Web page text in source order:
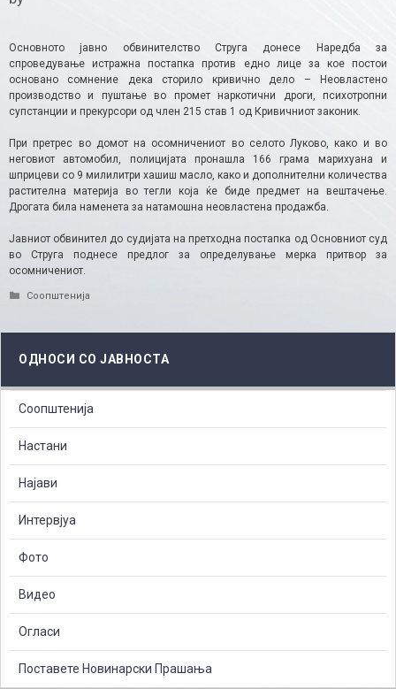
Основното јавно обвинителство Струга донесе Наредба за
спроведување истражна постапка против едно лице за кое постои
основано сомнение дека сторило кривично дело – Неовластено
производство и пуштање во промет наркотични дроги, психотропни
супстанции и прекурсори од член 215 став 1 од Кривичниот законик.
При претрес во домот на осомничениот во селото Луково, како и во
неговиот автомобил, полицијата пронашла 166 грама марихуана и
шприцеви со 9 милилитри хашиш масло, како и дополнителни количества
растителна материја во тегли која ќе биде предмет на вештачење.
Дрогата била наменета за натамошна неовластена продажба.
Јавниот обвинител до судијата на претходна постапка од Основниот суд
во Струга поднесе предлог за определување мерка притвор за
осомничениот.
Categories
Соопштенија
ОДНОСИ СО ЈАВНОСТА
Соопштенија
Настани
Најави
Интервјуа
Фото
Видео
Огласи
Поставете Новинарски Прашања